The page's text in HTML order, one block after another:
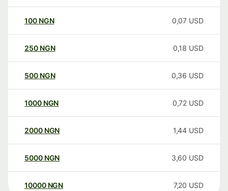
100 NGN 0,07 USD
250 NGN 0,18 USD
500 NGN 0,36 USD
1000 NGN 0,72 USD
2000 NGN 1,44 USD
5000 NGN 3,60 USD
10000 NGN 7,20 USD